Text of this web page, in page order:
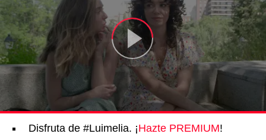
Disfruta de #Luimelia. ¡Hazte PREMIUM!